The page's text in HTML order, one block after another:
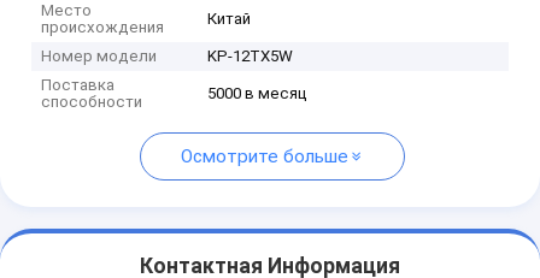
Место
происхождения
Китай
Номер модели
KP-12TX5W
Поставка
способности
5000 в месяц
Осмотрите больше
Контактная Информация